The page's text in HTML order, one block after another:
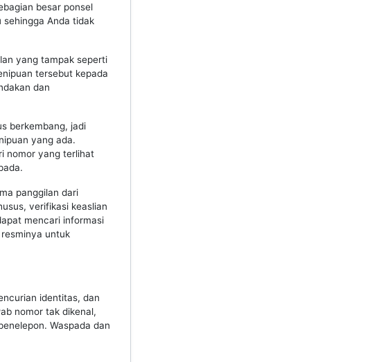
besar ponsel
Anda tidak
yang tampak seperti
tersebut kepada
dan
berkembang, jadi
yang ada.
nomor yang terlihat
panggilan dari
verifikasi keaslian
mencari informasi
untuk
identitas, dan
nomor tak dikenal,
Waspada dan